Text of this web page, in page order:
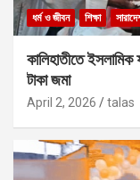
ধর্ম ও জীবন শিক্ষা
কালিহাতীতে ইসলামিক
টাকা জমা
April 2, 2026 talas